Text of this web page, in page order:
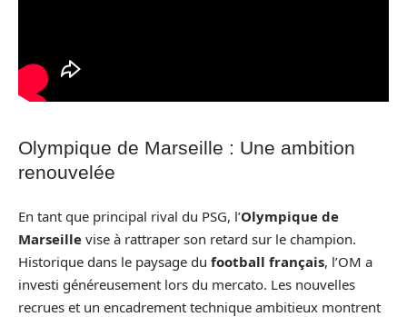
Olympique de Marseille : Une ambition
renouvelée
En tant que principal rival du PSG, l’Olympique de
Marseille vise à rattraper son retard sur le champion.
Historique dans le paysage du football français, l’OM a
investi généreusement lors du mercato. Les nouvelles
recrues et un encadrement technique ambitieux montrent